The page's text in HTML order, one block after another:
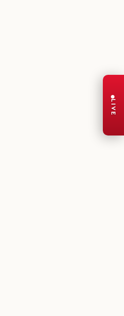
LIVE